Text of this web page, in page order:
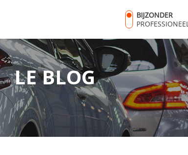
BIJZONDER
PROFESSIONEEL
LE BLOG